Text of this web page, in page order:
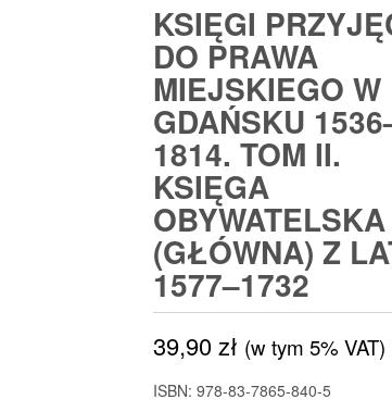
KSIĘGI
DO PRAWA
MIEJSKIEGO W
GDAŃSKU
1814. TOM II.
KSIĘGA
OBYWATELSKA
(GŁÓWNA) Z
1577–1732
39,90zł (w tym 5% VAT)
ISBN: 978-83-7865-840-5